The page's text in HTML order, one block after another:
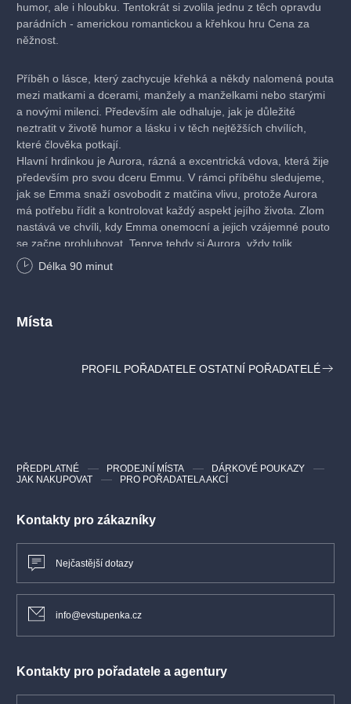
humor, ale i hloubku. Tentokrát si zvolila jednu z těch opravdu
parádních - americkou romantickou a křehkou hru Cena za
něžnost.
Příběh o lásce, který zachycuje křehká a někdy nalomená pouta
mezi matkami a dcerami, manžely a manželkami nebo starými
a novými milenci. Především ale odhaluje, jak je důležité
neztratit v životě humor a lásku i v těch nejtěžších chvílích,
které člověka potkají.
Hlavní hrdinkou je Aurora, rázná a excentrická vdova, která žije
především pro svou dceru Emmu. V rámci příběhu sledujeme,
jak se Emma snaží osvobodit z matčina vlivu, protože Aurora
má potřebu řídit a kontrolovat každý aspekt jejího života. Zlom
nastává ve chvíli, kdy Emma onemocní a jejich vzájemné pouto
se začne prohlubovat. Teprve tehdy si Aurora, vždy tolik
náročná a kritická, konečně uvědomí, jak hluboká je její láska
k dceři.
Shirley MacLaineovou a Jackem Nicholsonem.
Délka představení:2 hodiny 40 minut s přestávkou
Délka 90 minut
Místa
PROFIL POŘADATELE OSTATNÍ POŘADATELÉ
Kontakty pro zákazníky
Nejčastější dotazy
info@evstupenka.cz
Kontakty pro pořadatele a agentury
PŘEDPLATNÉ PRODEJNÍ MÍSTA
DÁRKOVÉ POUKAZY
JAK NAKUPOVAT
PRO POŘADATELA AKCÍ